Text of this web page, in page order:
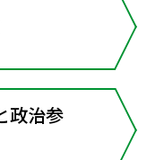
政治参